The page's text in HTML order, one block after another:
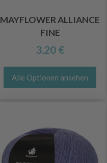
MAYFLOWER ALLIANCE
FINE
3.20 €
Alle Optionen ansehen